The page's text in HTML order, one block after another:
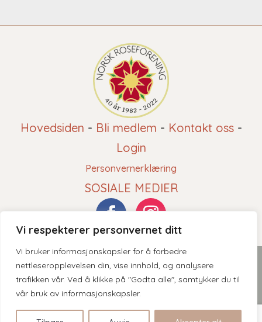
Vi respekterer personvernet ditt
Vi bruker informasjonskapsler for å forbedre
nettleseropplevelsen din, vise innhold, og analysere
trafikken vår. Ved å klikke på "Godta alle", samtykker du til
vår bruk av informasjonskapsler.
Hovedsiden - Bli medlem - Kontakt oss-
Login
Personvernerklæring
SOSIALE MEDIER
2026 © Norsk Roseforening - Innholdet er beskyttet av
åndsverksloven. Kopiering er derav ikke tillatt uten skriftlig
tillatelse.